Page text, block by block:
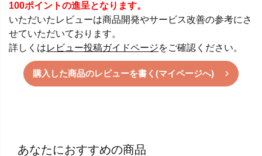
100ポイントの進呈となります。
いただいたレビューは商品開発やサービス改善の参考にさ
せていただいております。
詳しくはレビュー投稿ガイドページをご確認ください。
購入した商品のレビューを書く(マイページへ)
あなたにおすすめの商品